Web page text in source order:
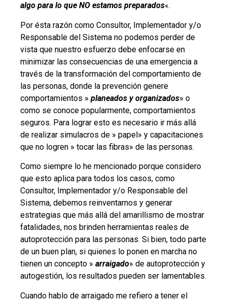
algo para lo que NO estamos preparados«.
Por ésta razón como Consultor, Implementador y/o
Responsable del Sistema no podemos perder de
vista que nuestro esfuerzo debe enfocarse en
minimizar las consecuencias de una emergencia a
través de la transformación del comportamiento de
las personas, donde la prevención genere
comportamientos » planeados y organizados» o
como se conoce popularmente, comportamientos
seguros. Para lograr esto es necesario ir más allá
de realizar simulacros de » papel» y capacitaciones
que no logren » tocar las fibras» de las personas.
Como siempre lo he mencionado porque considero
que esto aplica para todos los casos, como
Consultor, Implementador y/o Responsable del
Sistema, debemos reinventarnos y generar
estrategias que más allá del amarillismo de mostrar
fatalidades, nos brinden herramientas reales de
autoprotección para las personas. Si bien, todo parte
de un buen plan, si quienes lo ponen en marcha no
tienen un concepto » arraigado» de autoprotección y
autogestión, los resultados pueden ser lamentables.
Cuando hablo de arraigado me refiero a tener el